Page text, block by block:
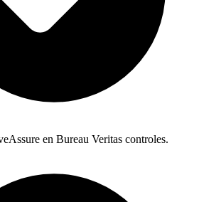
en Bureau Veritas controles.